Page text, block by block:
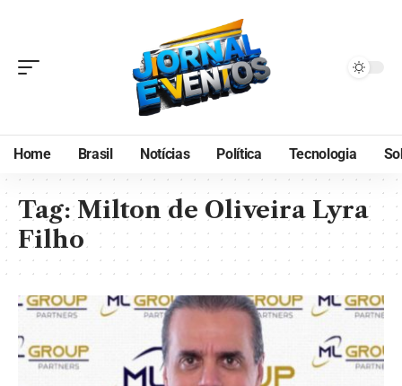
Home Brasil Notícias Política Tecnologia
Tag:Milton de Oliveira Lyra
Filho